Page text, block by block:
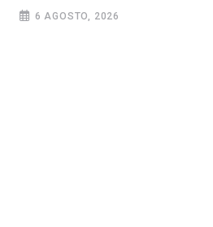
6 AGOSTO, 2026